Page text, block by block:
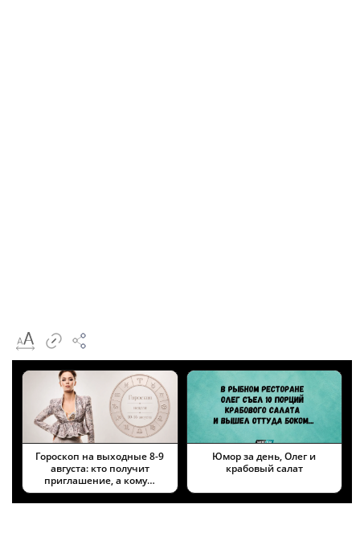
Гороскоп на выходные 8-9
августа: кто получит
приглашение, а кому…
Юмор за день, Олег и
крабовый салат